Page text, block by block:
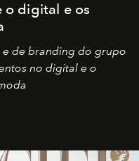
o digital e os
de branding do grupo
no digital e o